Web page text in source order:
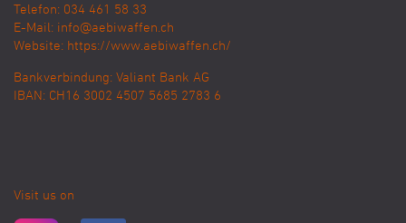
Telefon: 034 461 58 33
E-Mail: info@aebiwaffen.ch
Website: https://www.aebiwaffen.ch/
Bankverbindung: Valiant Bank AG
IBAN: CH16 3002 4507 5685 2783 6
Visit us on